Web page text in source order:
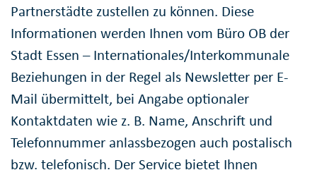
Partnerstädte zustellen zu können. Diese
Informationen werden Ihnen vom Büro OB der
Stadt Essen – Internationales/Interkommunale
Beziehungen in der Regel als Newsletter per E-
Mail übermittelt, bei Angabe optionaler
Kontaktdaten wie z. B. Name, Anschrift und
Telefonnummer anlassbezogen auch postalisch
bzw. telefonisch. Der Service bietet Ihnen